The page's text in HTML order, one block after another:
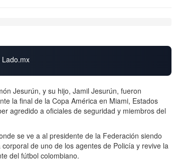
Jesurún, y su hijo, Jamil Jesurún, fueron
la final de la Copa América en Miami, Estados
agredido a oficiales de seguridad y miembros del
se ve a al presidente de la Federación siendo
de uno de los agentes de Policía y revive la
del fútbol colombiano.